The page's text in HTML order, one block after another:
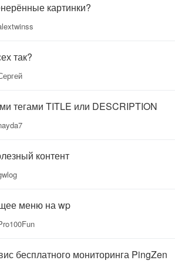
картинки?
так?
тегами TITLE или DESCRIPTION
контент
меню на wp
бесплатного мониторинга PingZen